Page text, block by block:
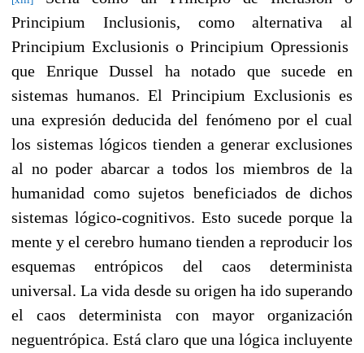
Principium Inclusionis, como alternativa al
Principium Exclusionis o Principium Opressionis
que Enrique Dussel ha notado que sucede en
sistemas humanos. El Principium Exclusionis es
una expresión deducida del fenómeno por el cual
los sistemas lógicos tienden a generar exclusiones
al no poder abarcar a todos los miembros de la
humanidad como sujetos beneficiados de dichos
sistemas lógico-cognitivos. Esto sucede porque la
mente y el cerebro humano tienden a reproducir los
esquemas entrópicos del caos determinista
universal. La vida desde su origen ha ido superando
el caos determinista con mayor organización
neguentrópica. Está claro que una lógica incluyente